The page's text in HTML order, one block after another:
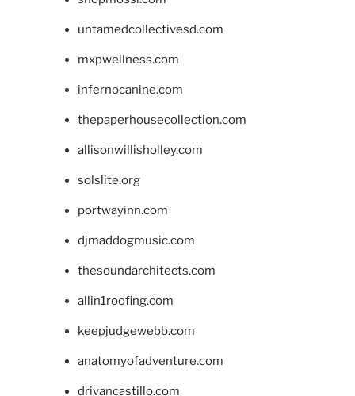
untamedcollectivesd.com
mxpwellness.com
infernocanine.com
thepaperhousecollection.com
allisonwillisholley.com
solslite.org
portwayinn.com
djmaddogmusic.com
thesoundarchitects.com
allin1roofing.com
keepjudgewebb.com
anatomyofadventure.com
drivancastillo.com